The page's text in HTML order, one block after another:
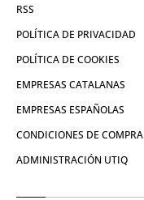
RSS
POLÍTICA DE PRIVACIDAD
POLÍTICA DE COOKIES
EMPRESAS CATALANAS
EMPRESAS ESPAÑOLAS
CONDICIONES DE COMPRA
ADMINISTRACIÓN UTIQ